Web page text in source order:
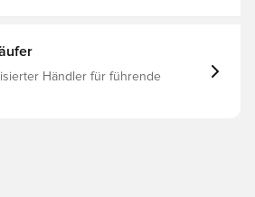
Händler für führende